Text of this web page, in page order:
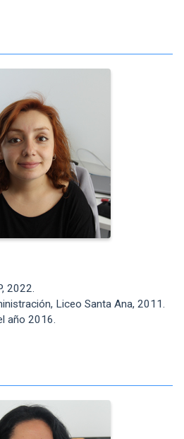
2022.
Liceo Santa Ana, 2011.
año 2016.